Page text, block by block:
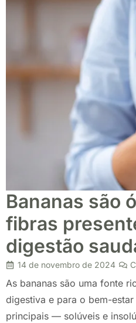
Bananas são
fibras
digestão
14 de novembro de 2024
As bananas são uma fonte
digestiva e para o bem-
principais — solúveis e